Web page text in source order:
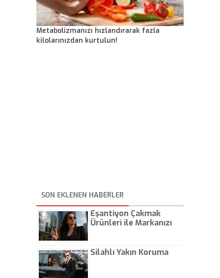
Metabolizmanızı hızlandırarak fazla
kilolarınızdan kurtulun!
SON EKLENEN HABERLER
Eşantiyon Çakmak
Ürünleri ile Markanızı
Silahlı Yakın Koruma